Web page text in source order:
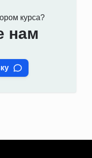
курса?
нам